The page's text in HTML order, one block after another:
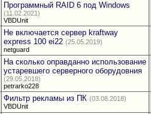
Программный RAID 6 под Windows
(11.02.2021)
VBDUnit
Не включается сервер kraftway
express 100 ei22 (25.05.2019)
netguard
На сколько оправданно использование
устаревшего серверного оборудовния
(29.05.2018)
petrarko228
Фильтр рекламы из ПК (03.08.2018)
VBDUnit